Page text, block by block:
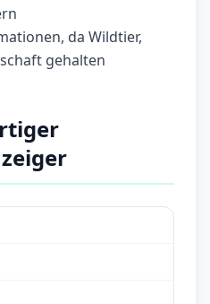
da Wildtier,
gehalten